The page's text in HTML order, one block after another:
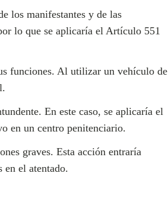
los manifestantes y de las
lo que se aplicaría el Artículo 551
funciones. Al utilizar un vehículo de
En este caso, se aplicaría el
en un centro penitenciario.
graves. Esta acción entraría
el atentado.